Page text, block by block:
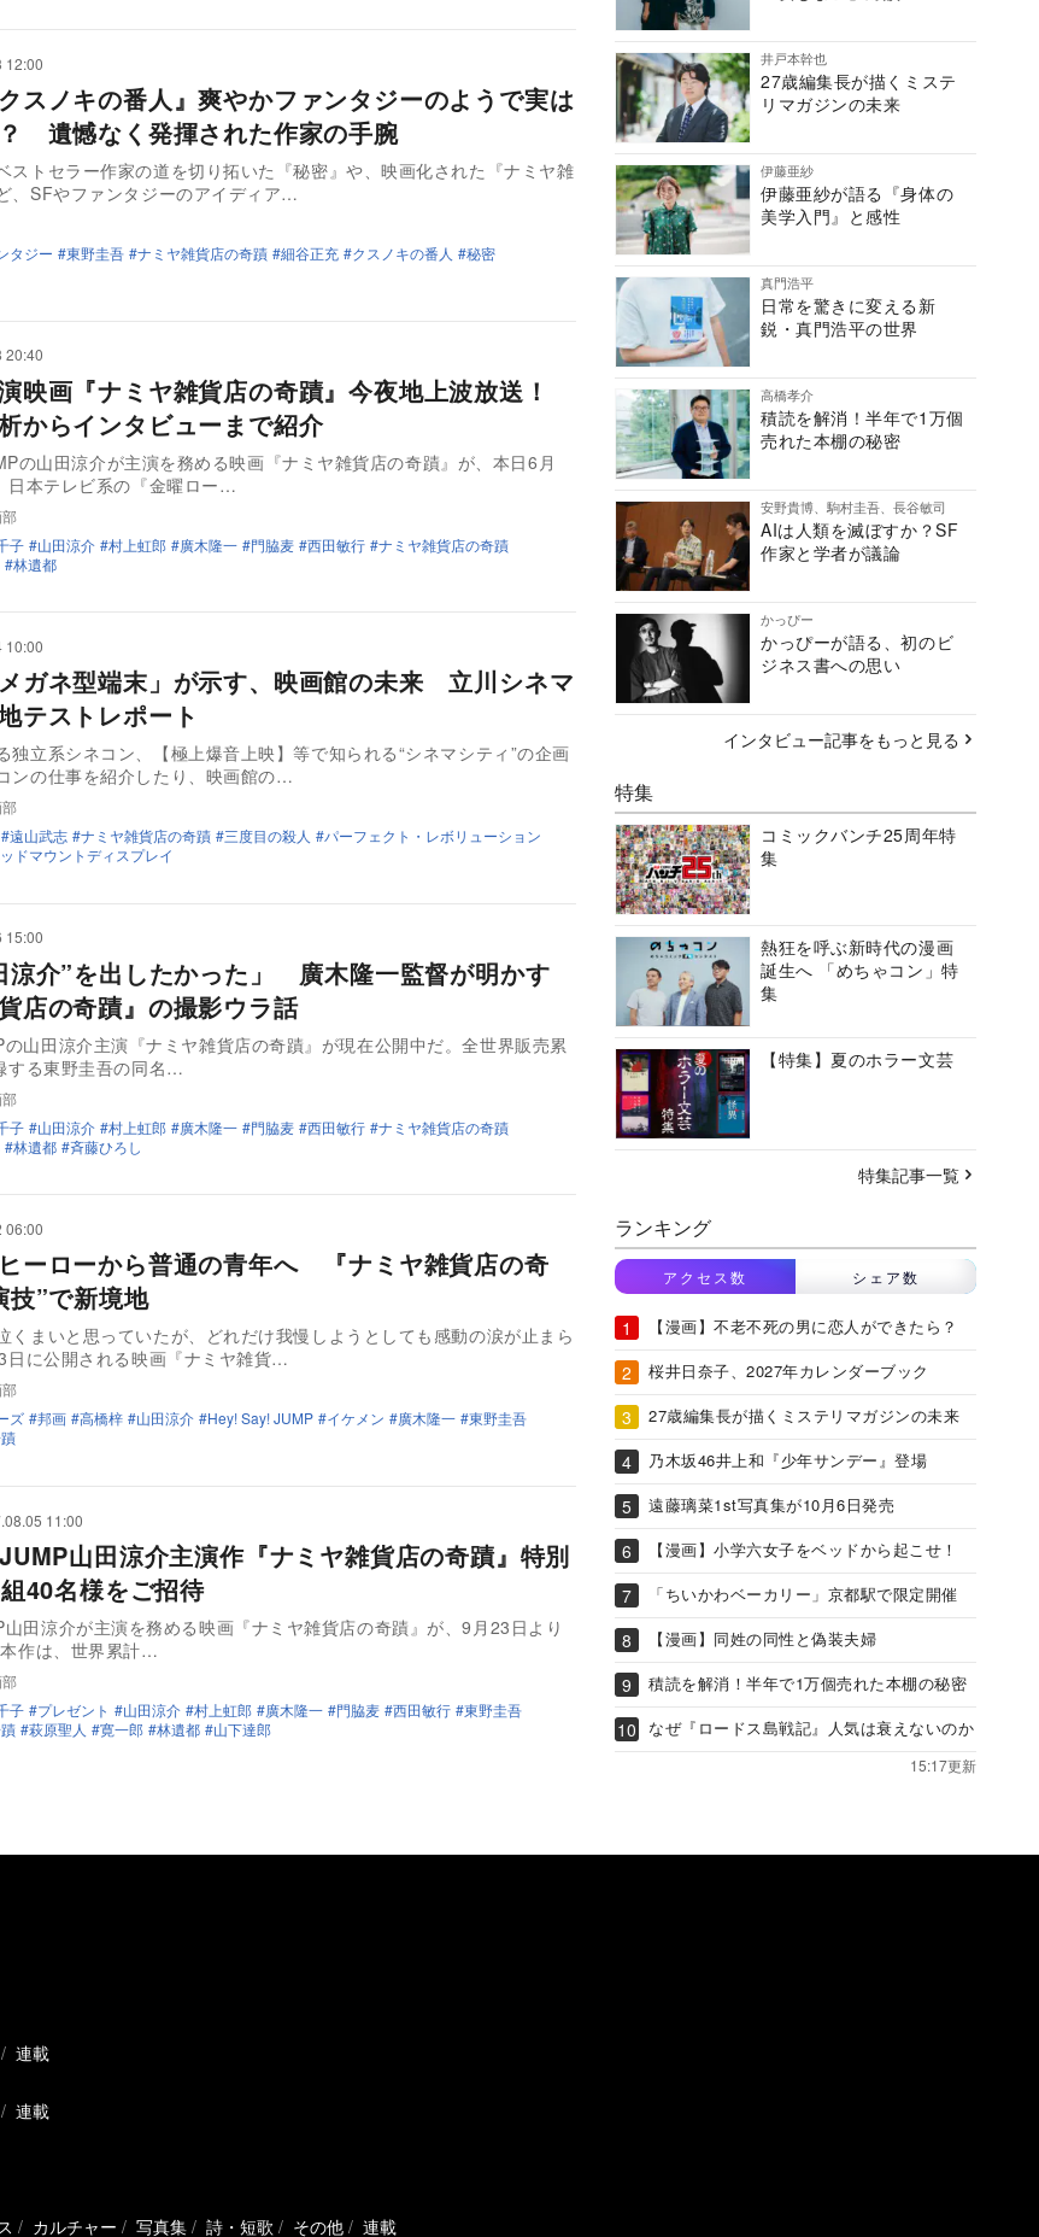
12:00
スノキの番人』爽やかファンタジーのようで実は
遺憾なく発揮された作家の手腕
ストセラー作家の道を切り拓いた『秘密』や、映画化された『ナミヤ雑
、SFやファンタジーのアイディア…
タジー 東野圭吾 ナミヤ雑貨店の奇蹟 細谷正充 クスノキの番人 秘密
20:40
映画『ナミヤ雑貨店の奇蹟』今夜地上波放送！
からインタビューまで紹介
の山田涼介が主演を務める映画『ナミヤ雑貨店の奇蹟』が、本日6月
日本テレビ系の『金曜ロー…
子 山田涼介 村上虹郎 廣木隆一 門脇麦 西田敏行
ナミヤ雑貨店の奇蹟
林遺都
10:00
メガネ型端末」が示す、映画館の未来 立川シネマ
テストレポート
独立系シネコン、【極上爆音上映】等で知られる“シネマシティ”の企画
ンの仕事を紹介したり、映画館の…
遠山武志 ナミヤ雑貨店の奇蹟 三度目の殺人
パーフェクト・レボリューション
ドマウントディスプレイ
15:00
涼介”を出したかった」 廣木隆一監督が明かす
店の奇蹟』の撮影ウラ話
山田涼介主演『ナミヤ雑貨店の奇蹟』が現在公開中だ。全世界販売累
する東野圭吾の同名…
子 山田涼介 村上虹郎 廣木隆一 門脇麦 西田敏行
ナミヤ雑貨店の奇蹟
林遺都 斉藤ひろし
06:00
ーローから普通の青年へ 『ナミヤ雑貨店の奇
技”で新境地
くまいと思っていたが、どれだけ我慢しようとしても感動の涙が止まら
日に公開される映画『ナミヤ雑貨…
ズ 邦画 高橋梓 山田涼介 Hey! Say! JUMP イケメン 廣木隆一
東野圭吾
11:00
山田涼介主演作『ナミヤ雑貨店の奇蹟』特別
40名様をご招待
田涼介が主演を務める映画『ナミヤ雑貨店の奇蹟』が、9月23日より
作は、世界累計…
子 プレゼント 山田涼介 村上虹郎 廣木隆一 門脇麦 西田敏行
東野圭吾
萩原聖人 寛一郎 林遺都 山下達郎
井戸本幹也
27歳編集長が描くミステ
リマガジンの未来
伊藤亜紗
伊藤亜紗が語る『身体の
美学入門』と感性
真門浩平
日常を驚きに変える新
鋭・真門浩平の世界
高橋孝介
積読を解消！半年で1万個
売れた本棚の秘密
安野貴博、駒村圭吾、長谷敏司
AIは人類を滅ぼすか？SF
作家と学者が議論
かっぴー
かっぴーが語る、初のビ
ジネス書への思い
インタビュー記事をもっと見る
特集
コミックバンチ25周年特
集
熱狂を呼ぶ新時代の漫画
誕生へ 「めちゃコン」特
集
【特集】夏のホラー文芸
特集記事一覧
ランキング
アクセス数 シェア数
【漫画】不老不死の男に恋人ができたら？
桜井日奈子、2027年カレンダーブック
27歳編集長が描くミステリマガジンの未来
乃木坂46井上和『少年サンデー』登場
遠藤璃菜1st写真集が10月6日発売
【漫画】小学六女子をベッドから起こせ！
「ちいかわベーカリー」京都駅で限定開催
【漫画】同姓の同性と偽装夫婦
積読を解消！半年で1万個売れた本棚の秘密
なぜ『ロードス島戦記』人気は衰えないのか
15:17更新
連載
連載
カルチャー 写真集 詩・短歌 その他 連載